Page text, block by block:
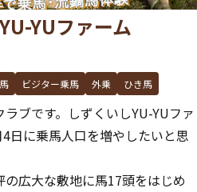
YUファーム
ビジター乗馬 外乗 ひき馬
ブです。しずくいしYU-YUファ
日に乗馬人口を増やしたいと思
広大な敷地に馬17頭をはじめ